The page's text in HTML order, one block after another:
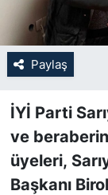
Paylaş
İYİ Parti
ve
üyeleri,
Başkanı
SARIYER
SİYASET
SON